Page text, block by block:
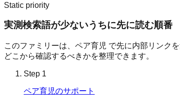
Static priority
実測検索語が少ないうちに先に読む順番
このファミリーは、 ペア育児 で先に内部リンク
どこから確認するべきかを整理できます。
Step 1
ペア育児のサポート